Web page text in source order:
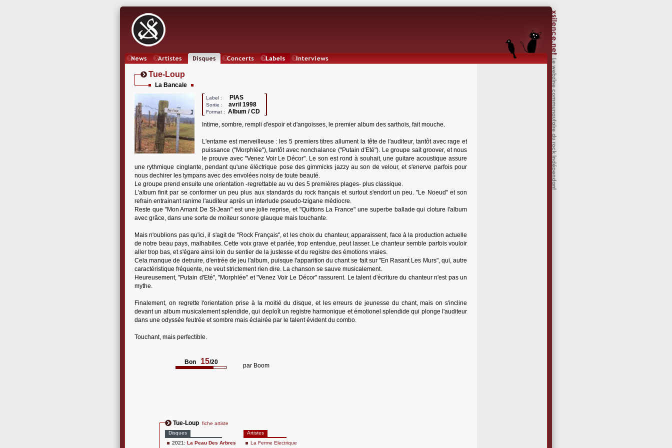
Tue-Loup
La Bancale
Label : PIAS
Sortie : avril 1998
Format :
Album / CD
Intime, sombre, rempli d'espoir et d'angoisses, le premier album des sarthois, fait mouche.
L'entame est merveilleuse : les 5 premiers titres allument la tête de l'auditeur, tantôt avec rage et
puissance ("Morphlée"), tantôt avec nonchalance ("Putain d'Eté"). Le groupe sait groover, et nous
le prouve avec "Venez Voir Le Décor". Le son est rond à souhait, une guitare acoustique assure
une rythmique cinglante, pendant qu'une éléctrique pose des gimmicks jazzy au son de velour, et s'enerve parfois pour
nous dechirer les tympans avec des envolées noisy de toute beauté.
Le groupe prend ensuite une orientation -regrettable au vu des 5 premières plages- plus classique.
L'album finit par se conformer un peu plus aux standards du rock français et surtout s'endort un peu. "Le Noeud" et son
refrain entrainant ranime l'auditeur après un interlude pseudo-tzigane médiocre.
Reste que "Mon Amant De St-Jean" est une jolie reprise, et "Quittons La France" une superbe ballade qui cloture l'album
avec grâce, dans une sorte de moiteur sonore glauque mais touchante.
Mais n'oublions pas qu'ici, il s'agit de "Rock Français", et les choix du chanteur, apparaissent, face à la production actuelle
de notre beau pays, malhabiles. Cette voix grave et parlée, trop entendue, peut lasser. Le chanteur semble parfois vouloir
aller trop bas, et s'égare ainsi loin du sentier de la justesse et du registre des émotions vraies.
Cela manque de detruire, d'entrée de jeu l'album, puisque l'apparition du chant se fait sur "En Rasant Les Murs", qui, autre
caractéristique fréquente, ne veut strictement rien dire. La chanson se sauve musicalement.
Heureusement, "Putain d'Eté", "Morphlée" et "Venez Voir Le Décor" rassurent. Le talent d'écriture du chanteur n'est pas un
mythe.
Finalement, on regrette l'orientation prise à la moitié du disque, et les erreurs de jeunesse du chant, mais on s'incline
devant un album musicalement splendide, qui deploît un registre harmonique et émotionel splendide qui plonge l'auditeur
dans une odyssée feutrée et sombre mais éclairée par le talent évident du combo.
Touchant, mais perfectible.
Bon 15/20 par Boom
Tue-Loup fiche artiste
Disques
2021: La Peau Des Arbres
Artistes
La Ferme Electrique